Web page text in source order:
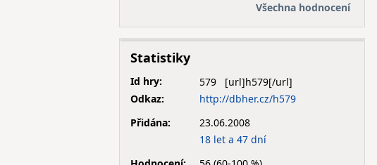
Všechna hodnocení
Statistiky
Id hry:
579
Odkaz:
http://dbher.cz/h579
Přidána:
23.06.2008
18 let a 47 dní